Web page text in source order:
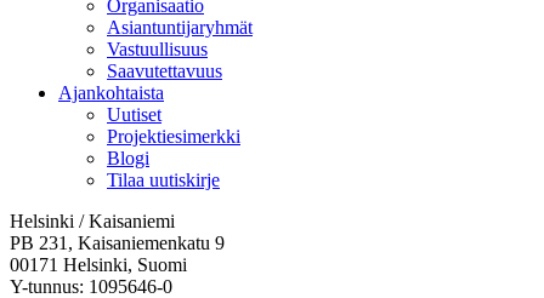
Organisaatio
Asiantuntijaryhmät
Vastuullisuus
Saavutettavuus
Ajankohtaista
Uutiset
Projektiesimerkki
Blogi
Tilaa uutiskirje
Helsinki / Kaisaniemi
PB 231, Kaisaniemenkatu 9
00171 Helsinki, Suomi
Y-tunnus: 1095646-0